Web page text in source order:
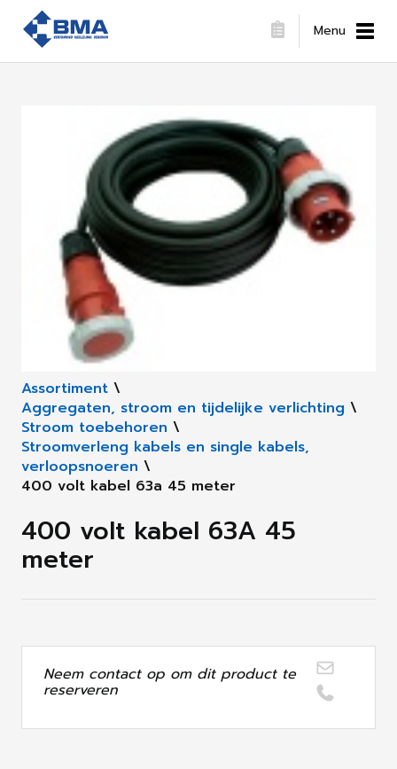
Menu
Assortiment \
Aggregaten, stroom en tijdelijke verlichting \
Stroom toebehoren \
Stroomverleng kabels en single kabels,
verloopsnoeren \
400 volt kabel 63a 45 meter
400 volt kabel 63A 45
meter
Neem contact op om dit product te
reserveren